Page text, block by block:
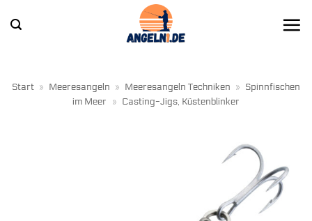
Inhalt
Start » Meeresangeln » Meeresangeln Techniken » Spinnfischen
im Meer
» Casting-Jigs, Küstenblinker